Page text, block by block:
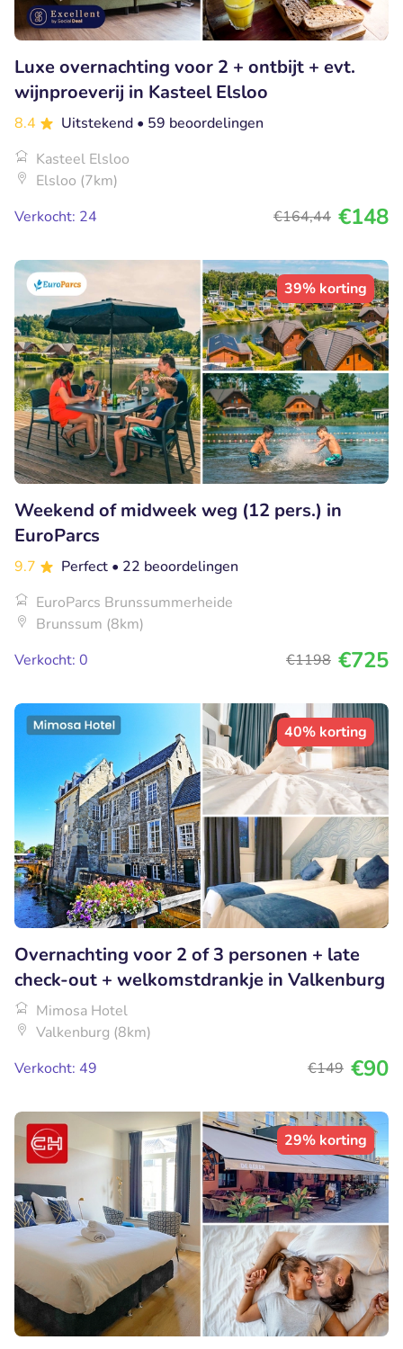
Luxe overnachting voor 2 + ontbijt + evt.
wijnproeverij in Kasteel Elsloo
8.4 Uitstekend • 59 beoordelingen
Kasteel Elsloo
Elsloo (7km)
Verkocht: 24
€164,44 €148
39% korting
Weekend of midweek weg (12 pers.) in
EuroParcs
9.7 Perfect • 22 beoordelingen
EuroParcs Brunssummerheide
Brunssum (8km)
Verkocht: 0
€1198 €725
40% korting
Overnachting voor 2 of 3 personen + late
check-out + welkomstdrankje in Valkenburg
Mimosa Hotel
Valkenburg (8km)
Verkocht: 49
€149 €90
29% korting